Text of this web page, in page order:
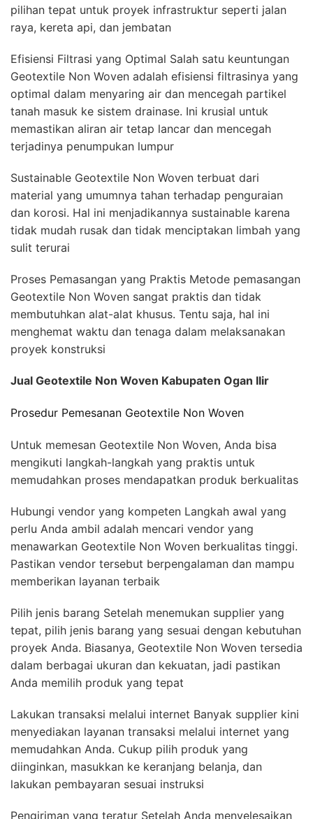
pilihan tepat untuk proyek infrastruktur seperti jalan
raya, kereta api, dan jembatan
Efisiensi Filtrasi yang Optimal Salah satu keuntungan
Geotextile Non Woven adalah efisiensi filtrasinya yang
optimal dalam menyaring air dan mencegah partikel
tanah masuk ke sistem drainase. Ini krusial untuk
memastikan aliran air tetap lancar dan mencegah
terjadinya penumpukan lumpur
Sustainable Geotextile Non Woven terbuat dari
material yang umumnya tahan terhadap penguraian
dan korosi. Hal ini menjadikannya sustainable karena
tidak mudah rusak dan tidak menciptakan limbah yang
sulit terurai
Proses Pemasangan yang Praktis Metode pemasangan
Geotextile Non Woven sangat praktis dan tidak
membutuhkan alat-alat khusus. Tentu saja, hal ini
menghemat waktu dan tenaga dalam melaksanakan
proyek konstruksi
Jual Geotextile Non Woven Kabupaten Ogan Ilir
Prosedur Pemesanan Geotextile Non Woven
Untuk memesan Geotextile Non Woven, Anda bisa
mengikuti langkah-langkah yang praktis untuk
memudahkan proses mendapatkan produk berkualitas
Hubungi vendor yang kompeten Langkah awal yang
perlu Anda ambil adalah mencari vendor yang
menawarkan Geotextile Non Woven berkualitas tinggi.
Pastikan vendor tersebut berpengalaman dan mampu
memberikan layanan terbaik
Pilih jenis barang Setelah menemukan supplier yang
tepat, pilih jenis barang yang sesuai dengan kebutuhan
proyek Anda. Biasanya, Geotextile Non Woven tersedia
dalam berbagai ukuran dan kekuatan, jadi pastikan
Anda memilih produk yang tepat
Lakukan transaksi melalui internet Banyak supplier kini
menyediakan layanan transaksi melalui internet yang
memudahkan Anda. Cukup pilih produk yang
diinginkan, masukkan ke keranjang belanja, dan
lakukan pembayaran sesuai instruksi
Pengiriman yang teratur Setelah Anda menyelesaikan